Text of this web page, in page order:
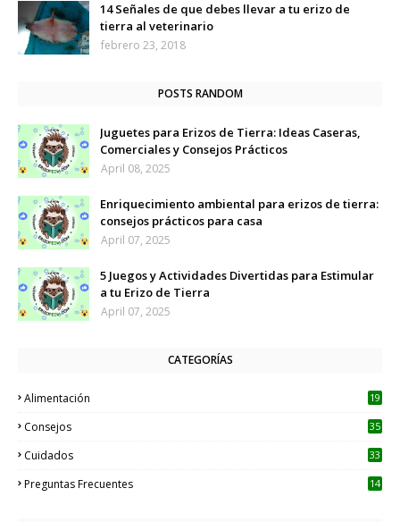
14 Señales de que debes llevar a tu erizo de
tierra al veterinario
febrero 23, 2018
POSTS RANDOM
Juguetes para Erizos de Tierra: Ideas Caseras,
Comerciales y Consejos Prácticos
April 08, 2025
Enriquecimiento ambiental para erizos de tierra:
consejos prácticos para casa
April 07, 2025
5 Juegos y Actividades Divertidas para Estimular
a tu Erizo de Tierra
April 07, 2025
CATEGORÍAS
Alimentación 19
Consejos 35
Cuidados 33
Preguntas Frecuentes 14